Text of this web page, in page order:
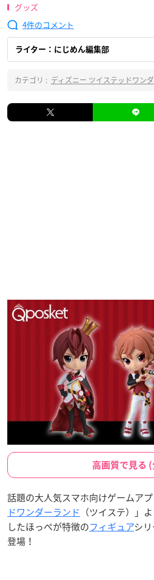
グッズ
4
ライター：にじめん編集部
カテゴリ : ディズニー ツイステッドワン
高画質で見る
話題の大人気スマホ向けゲームア
ドワンダーランド （ツイステ）」
したほっぺが特徴のフィギュアシ
登場！